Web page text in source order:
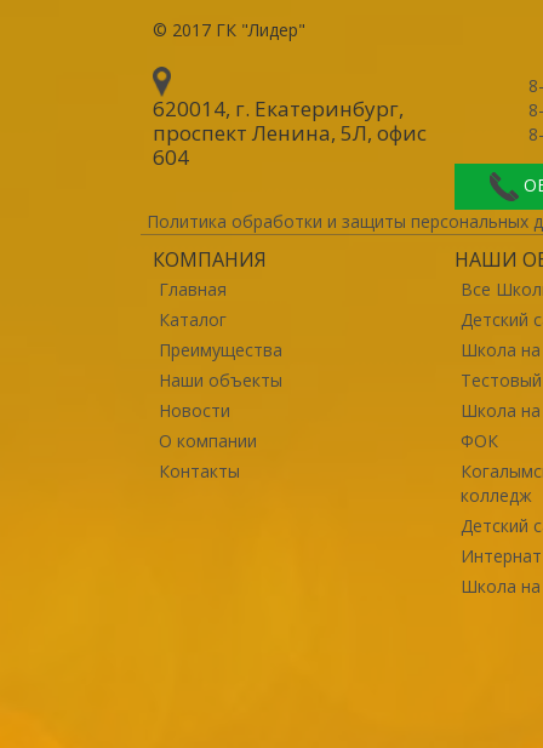
© 2017 ГК "Лидер"
620014, г. Екатеринбург,
проспект Ленина, 5Л, офис
604
Политика обработки и защиты персональных
КОМПАНИЯ
Главная
Каталог
Преимущества
Наши объекты
Новости
О компании
Контакты
НАШИ
Все
Детский
Школа
Школа
ФОК
колледж
Детский
Школа